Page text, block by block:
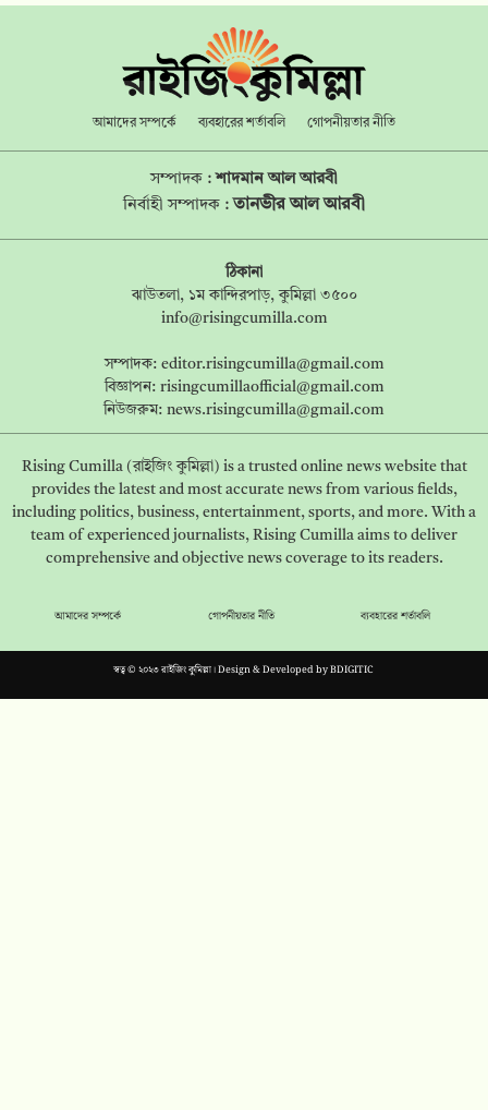
আমাদের সম্পর্কে ব্যবহারের শর্তাবলি গোপনীয়তার নীতি
সম্পাদক :শাদমান আল আরবী
নির্বাহী সম্পাদক :তানভীর আল আরবী
ঠিকানা
ঝাউতলা, ১ম কান্দিরপাড়, কুমিল্লা ৩৫০০
info@risingcumilla.com
সম্পাদক: editor.risingcumilla@gmail.com
বিজ্ঞাপন: risingcumillaofficial@gmail.com
নিউজরুম: news.risingcumilla@gmail.com
Rising Cumilla (রাইজিং কুমিল্লা) is a trusted online news website that
provides the latest and most accurate news from various fields,
including politics, business, entertainment, sports, and more. With a
team of experienced journalists, Rising Cumilla aims to deliver
comprehensive and objective news coverage to its readers.
আমাদের সম্পর্কে গোপনীয়তার নীতি ব্যবহারের শর্তাবলি
স্বত্ব © ২০২৩ রাইজিং কুমিল্লা। Design & Developed byBDIGITIC